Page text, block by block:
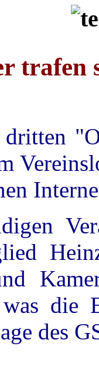
trafen
was
des